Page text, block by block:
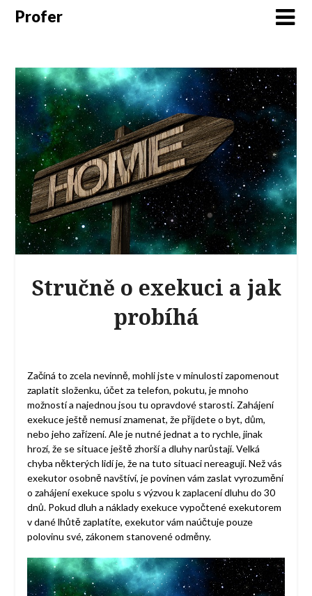
Profer
Stručně o exekuci a jak
probíhá
Začíná to zcela nevinně, mohli jste v minulosti zapomenout
zaplatit složenku, účet za telefon, pokutu, je mnoho
možností a najednou jsou tu opravdové starosti. Zahájení
exekuce ještě nemusí znamenat, že přijdete o byt, dům,
nebo jeho zařízení. Ale je nutné jednat a to rychle, jinak
hrozí, že se situace ještě zhorší a dluhy narůstají. Velká
chyba některých lidí je, že na tuto situaci nereagují. Než vás
exekutor osobně navštíví, je povinen vám zaslat vyrozumění
o zahájení exekuce spolu s výzvou k zaplacení dluhu do 30
dnů. Pokud dluh a náklady exekuce vypočtené exekutorem
v dané lhůtě zaplatíte, exekutor vám naúčtuje pouze
polovinu své, zákonem stanovené odměny.